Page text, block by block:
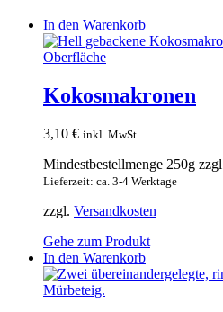
In den Warenkorb
Kokosmakronen
3,10 € inkl. MwSt.
Mindestbestellmenge 250g
Lieferzeit: ca. 3-4 Werktage
zzgl. Versandkosten
Gehe zum Produkt
In den Warenkorb